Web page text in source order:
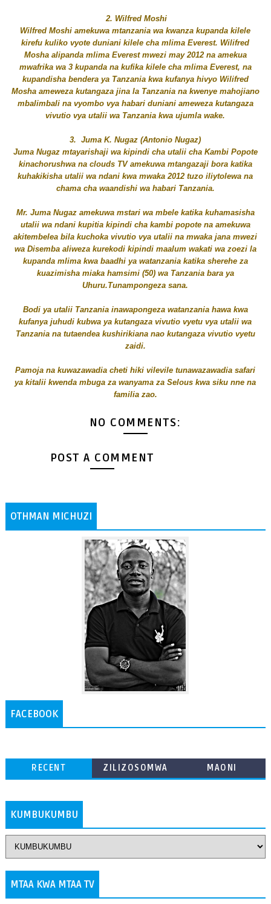
2. Wilfred Moshi
Wilfred Moshi amekuwa mtanzania wa kwanza kupanda kilele
kirefu kuliko vyote duniani kilele cha mlima Everest. Wilifred
Mosha alipanda mlima Everest mwezi may 2012 na amekua
mwafrika wa 3 kupanda na kufika kilele cha mlima Everest, na
kupandisha bendera ya Tanzania kwa kufanya hivyo Wilifred
Mosha ameweza kutangaza jina la Tanzania na kwenye mahojiano
mbalimbali na vyombo vya habari duniani ameweza kutangaza
vivutio vya utalii wa Tanzania kwa ujumla wake.
3. Juma K. Nugaz (Antonio Nugaz)
Juma Nugaz mtayarishaji wa kipindi cha utalii cha Kambi Popote
kinachorushwa na clouds TV amekuwa mtangazaji bora katika
kuhakikisha utalii wa ndani kwa mwaka 2012 tuzo iliytolewa na
chama cha waandishi wa habari Tanzania.
Mr. Juma Nugaz amekuwa mstari wa mbele katika kuhamasisha
utalii wa ndani kupitia kipindi cha kambi popote na amekuwa
akitembelea bila kuchoka vivutio vya utalii na mwaka jana mwezi
wa Disemba aliweza kurekodi kipindi maalum wakati wa zoezi la
kupanda mlima kwa baadhi ya watanzania katika sherehe za
kuazimisha miaka hamsimi (50) wa Tanzania bara ya
Uhuru.Tunampongeza sana.
Bodi ya utalii Tanzania inawapongeza watanzania hawa kwa
kufanya juhudi kubwa ya kutangaza vivutio vyetu vya utalii wa
Tanzania na tutaendea kushirikiana nao kutangaza vivutio vyetu
zaidi.
Pamoja na kuwazawadia cheti hiki vilevile tunawazawadia safari
ya kitalii kwenda mbuga za wanyama za Selous kwa siku nne na
familia zao.
NO COMMENTS:
POST A COMMENT
OTHMAN MICHUZI
FACEBOOK
RECENT
ZILIZOSOMWA
MAONI
KUMBUKUMBU
MTAA KWA MTAA TV